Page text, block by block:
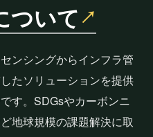
ついて ↗
ンシングからインフラ管
たソリューションを提供
す。SDGsやカーボンニ
地球規模の課題解決に取